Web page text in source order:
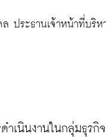
ประธานเจ้าหน้าที่บริ
ำเนินงานในกลุ่มธุร